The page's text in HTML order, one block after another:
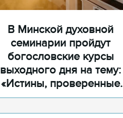
В Минской духовной
семинарии пройдут
богословские курсы
выходного дня на тему:
«Истины, проверенные
временем»